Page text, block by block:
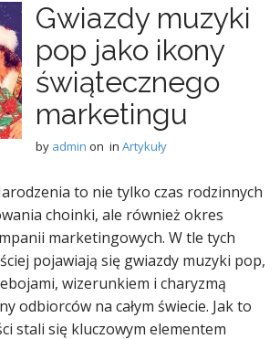
Gwiazdy muzyki
pop jako ikony
świątecznego
marketingu
by admin on in Artykuły
to nie tylko czas rodzinnych
choinki, ale również okres
marketingowych. W tle tych
pojawiają się gwiazdy muzyki pop,
wizerunkiem i charyzmą
odbiorców na całym świecie. Jak to
stali się kluczowym elementem